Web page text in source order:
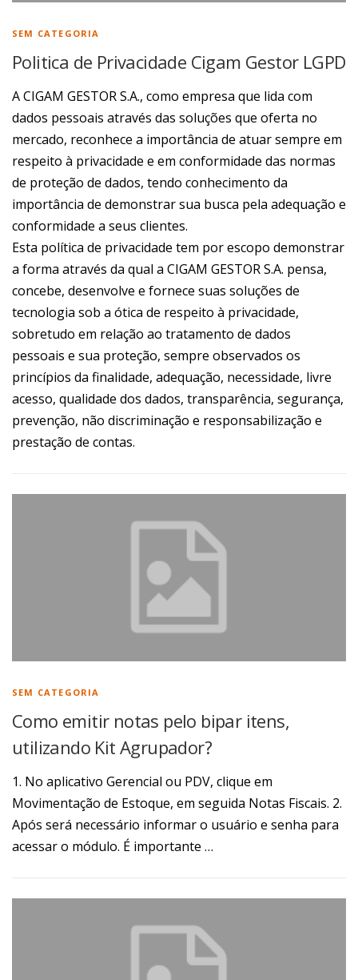
SEM CATEGORIA
Politica de Privacidade Cigam Gestor LGPD
A CIGAM GESTOR S.A., como empresa que lida com
dados pessoais através das soluções que oferta no
mercado, reconhece a importância de atuar sempre em
respeito à privacidade e em conformidade das normas
de proteção de dados, tendo conhecimento da
importância de demonstrar sua busca pela adequação e
conformidade a seus clientes.
Esta política de privacidade tem por escopo demonstrar
a forma através da qual a CIGAM GESTOR S.A. pensa,
concebe, desenvolve e fornece suas soluções de
tecnologia sob a ótica de respeito à privacidade,
sobretudo em relação ao tratamento de dados
pessoais e sua proteção, sempre observados os
princípios da finalidade, adequação, necessidade, livre
acesso, qualidade dos dados, transparência, segurança,
prevenção, não discriminação e responsabilização e
prestação de contas.
SEM CATEGORIA
Como emitir notas pelo bipar itens,
utilizando Kit Agrupador?
1. No aplicativo Gerencial ou PDV, clique em
Movimentação de Estoque, em seguida Notas Fiscais. 2.
Após será necessário informar o usuário e senha para
acessar o módulo. É importante …